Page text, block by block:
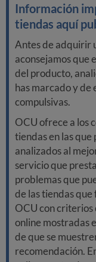
Información
tiendas aquí
Antes de adquirir
aconsejamos que
del producto,
has marcado y de
compulsivas.
OCU ofrece a los
tiendas en las
analizados al
servicio que
problemas que
de las tiendas que
OCU con criterios
online mostradas
de que se
recomendación.